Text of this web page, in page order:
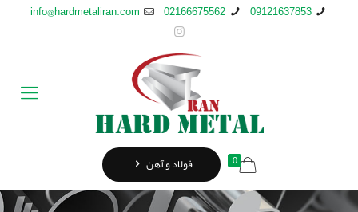
09121637853
02166675562
info@hardmetaliran.com
0 فولاد و آهن